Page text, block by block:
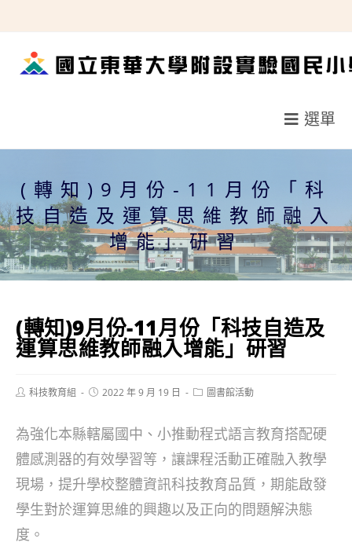
轉
選單
(轉知)9月份-11月份「科
技自造及運算思維教師融入
增能」研習
(轉知)9月份-11月份「科技自造及
運算思維教師融入增能」研習
Post科技教育組
Post2022 年 9 月 19 日
Post圖書館活動
為強化本縣轄屬國中、小推動程式語言教育搭配硬
體感測器的有效學習等，讓課程活動正確融入教學
現場，提升學校整體資訊科技教育品質，期能啟發
學生對於運算思維的興趣以及正向的問題解決態
度。